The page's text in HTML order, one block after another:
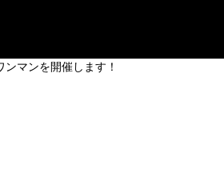
マンを開催します！